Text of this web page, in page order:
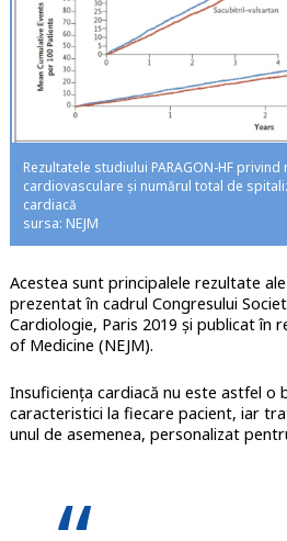
Rezultatele studiului PARAGON-HF
cardiovasculare și numărul total de
cardiacă
sursa: NEJM
Acestea sunt principalele rezultate ale
prezentat în cadrul Congresului
Cardiologie, Paris 2019 și publicat în
of Medicine (NEJM).
Insuficiența cardiacă nu este astfel o
caracteristici la fiecare pacient, iar
unul de asemenea, personalizat